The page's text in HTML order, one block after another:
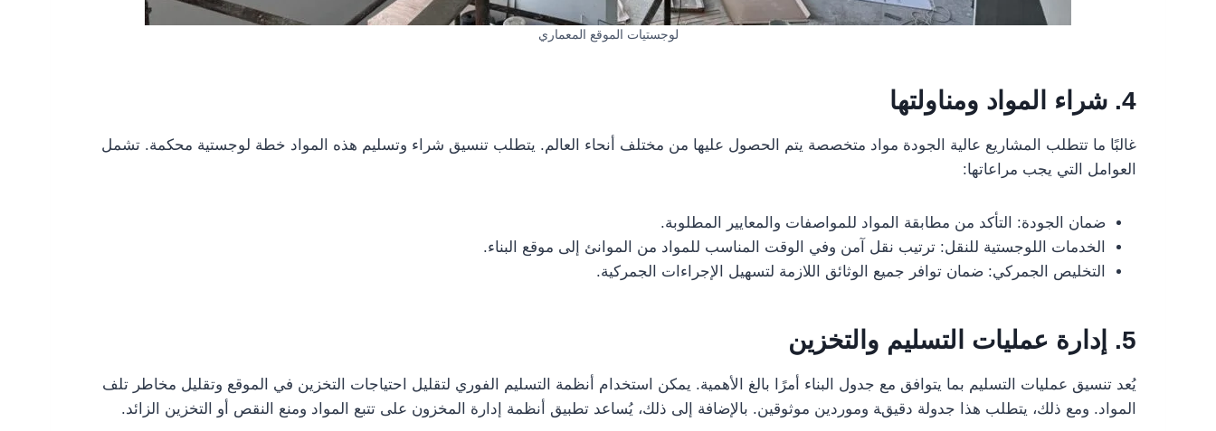
لوجستيات الموقع المعماري
4. شراء المواد ومناولتها
غالبًا ما تتطلب المشاريع عالية الجودة مواد متخصصة يتم الحصول عليها من مختلف أنحاء العالم. يتطلب تنسيق شراء وتسليم هذه المواد خطة لوجستية محكمة. تشمل
العوامل التي يجب مراعاتها:
ضمان الجودة: التأكد من مطابقة المواد للمواصفات والمعايير المطلوبة.
الخدمات اللوجستية للنقل: ترتيب نقل آمن وفي الوقت المناسب للمواد من الموانئ إلى موقع البناء.
التخليص الجمركي: ضمان توافر جميع الوثائق اللازمة لتسهيل الإجراءات الجمركية.
5. إدارة عمليات التسليم والتخزين
يُعد تنسيق عمليات التسليم بما يتوافق مع جدول البناء أمرًا بالغ الأهمية. يمكن استخدام أنظمة التسليم الفوري لتقليل احتياجات التخزين في الموقع وتقليل مخاطر تلف
المواد. ومع ذلك، يتطلب هذا جدولة دقيقة وموردين موثوقين. بالإضافة إلى ذلك، يُساعد تطبيق أنظمة إدارة المخزون على تتبع المواد ومنع النقص أو التخزين الزائد.